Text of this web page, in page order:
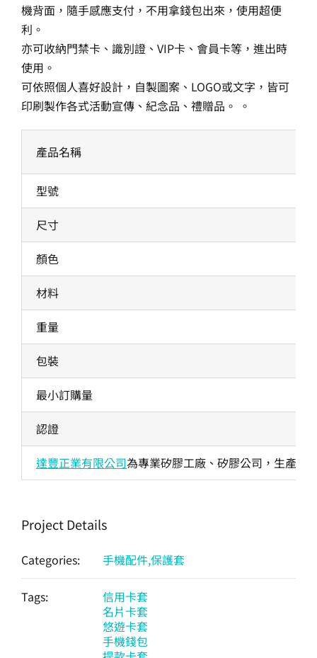
機背面，隨手感應支付，不用拿錢包出來，使用超便
利。
亦可收納門禁卡、識別證、VIP卡、會員卡等，進出時
使用。
可依照個人喜好設計，自製圖案、LOGO或文字，皆可
印刷製作各式活動宣傳、紀念品、禮贈品。 。
產品名稱
型號
尺寸
顏色
材料
重量
包裝
最小訂購量
認證
達豐正業有限公司為專業矽膠工廠、矽膠公司，生產各
Project Details
Categories: 手機配件,保護套
Tags:
信用卡套
名片卡套
悠遊卡套
手機錢包